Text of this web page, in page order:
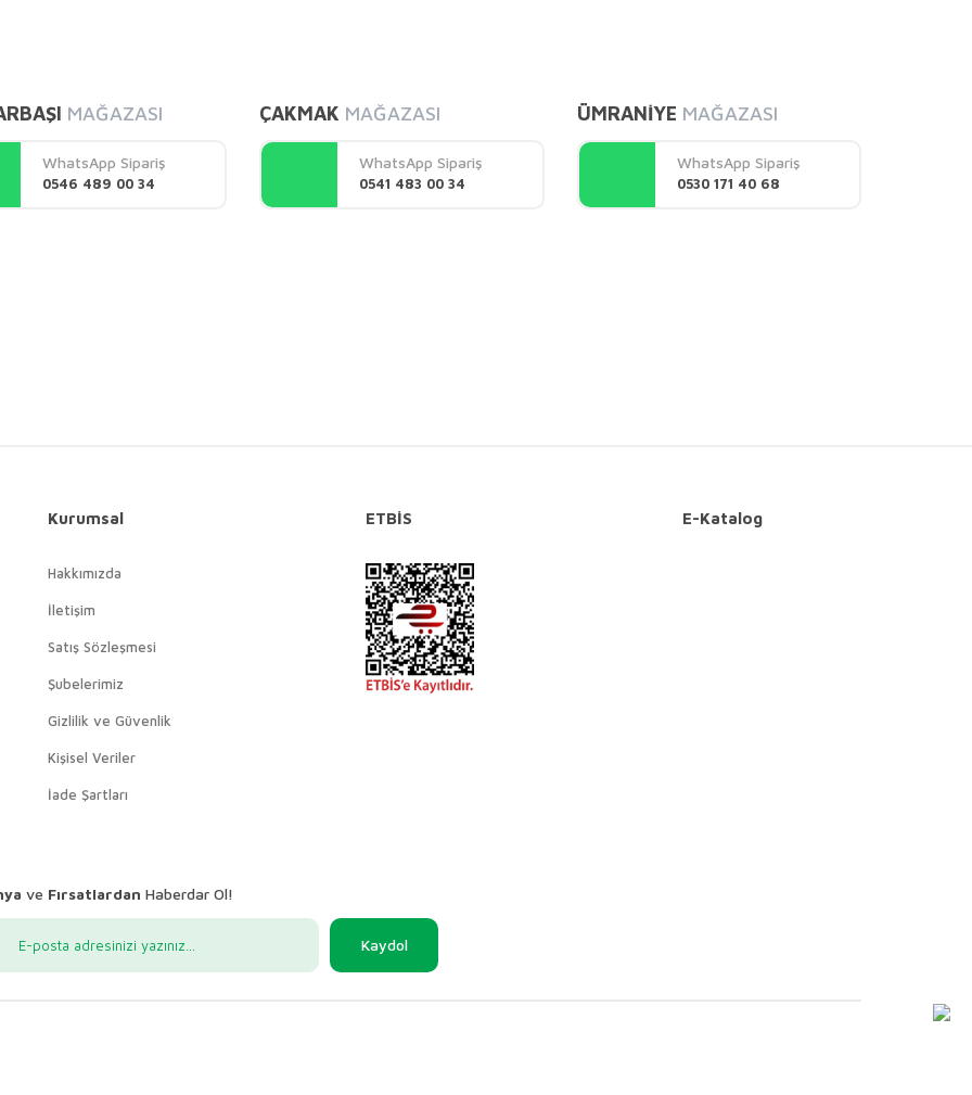
Yorum Yaz
MAĞAZASI
WhatsApp Sipariş
0546 489 00 34
ÇAKMAK MAĞAZASI
WhatsApp Sipariş
0541 483 00 34
ÜMRANİYE MAĞAZASI
WhatsApp Sipariş
0530 171 40 68
Kurumsal
Hakkımızda
İletişim
Satış Sözleşmesi
Şubelerimiz
Gizlilik ve Güvenlik
Kişisel Veriler
İade Şartları
ETBİS E-Katalog
ve Fırsatlardan Haberdar Ol!
Kaydol